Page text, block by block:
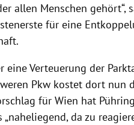
allen Menschen gehört“,
für eine
Verteuerung der
Pkw kostet dort nun
für Wien hat
da zu